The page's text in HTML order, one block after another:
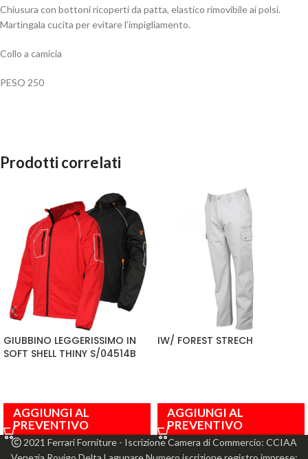
Chiusura con bottoni ricoperti da patta, elastico rimovibile ai polsi.
Martingala cucita per evitare l’impigliamento.
Collo a camicia
PESO 250
Prodotti correlati
GIUBBINO LEGGERISSIMO IN
SOFT SHELL THINY S/04514B
AGGIUNGI AL
PREVENTIVO
IW/ FOREST STRECH
AGGIUNGI AL
PREVENTIVO
2021 Ferrari Forniture - Iscrizione Camera di Commercio: CCIAA